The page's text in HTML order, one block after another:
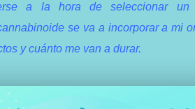
a la hora de seleccionar
se va a incorporar a mi
y cuánto me van a durar.